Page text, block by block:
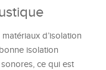
d’isolation
isolation
ce qui est